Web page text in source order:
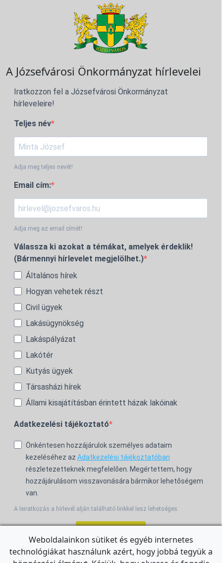
A Józsefvárosi Önkormányzat hírlevelei
Iratkozzon fel a Józsefvárosi Önkormányzat
hírleveleire!
Teljes név
Adja meg teljes nevét!
Email cím:
Adja meg az email címét!
Válassza ki azokat a témákat, amelyek érdeklik!
(Bármennyi hírlevelet megjelölhet.)
Általános hírek
Hogyan vehetek részt
Civil ügyek
Lakásügynökség
Lakáspályázat
Lakótér
Kutyás ügyek
Társasházi hírek
Állami kisajátításban érintett házak lakóinak
Adatkezelési tájékoztató
Önkéntesen hozzájárulok személyes adataim
kezeléséhez az Adatkezelési tájékoztatóban
részletezetteknek megfelelően. Megértettem, hogy
hozzájárulásom visszavonására bármikor lehetőségem
van.
A leiratkozás a hírlevél alján található linkkel lesz lehetséges.
For the English Newsletter, clickHERE.
Weboldalainkon sütiket és egyéb internetes
technológiákat használunk azért, hogy jobbá tegyük a